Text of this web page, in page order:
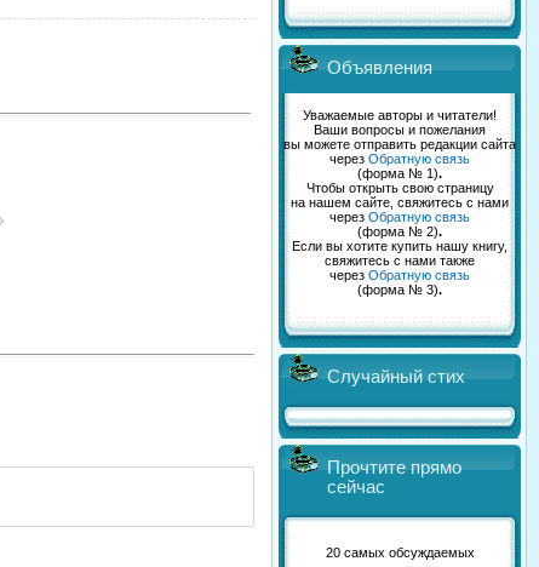
Объявления
Уважаемые авторы и читатели!
Ваши вопросы и пожелания
вы можете отправить редакции сайта
через Обратную связь
(форма № 1).
Чтобы открыть свою страницу
на нашем сайте, свяжитесь с нами
через Обратную связь
(форма № 2).
Если вы хотите купить нашу книгу,
свяжитесь с нами также
через Обратную связь
(форма № 3).
Случайный стих
Прочтите прямо
сейчас
20 самых обсуждаемых